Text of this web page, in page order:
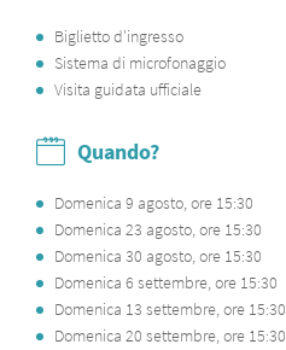
Biglietto d'ingresso
Sistema di microfonaggio
Visita guidata ufficiale
Quando?
Domenica 9 agosto, ore 15:30
Domenica 23 agosto, ore 15:30
Domenica 30 agosto, ore 15:30
Domenica 6 settembre, ore 15:30
Domenica 13 settembre, ore 15:30
Domenica 20 settembre, ore 15:30